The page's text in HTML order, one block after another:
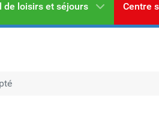
de loisirs et séjours Centre